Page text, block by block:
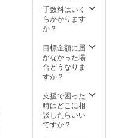
手数料はいく
らかかります
か？
目標金額に届
かなかった場
合どうなりま
すか？
支援で困った
時はどこに相
談したらいい
ですか？